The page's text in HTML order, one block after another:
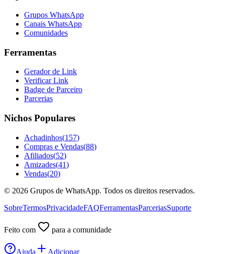
Grupos WhatsApp
Canais WhatsApp
Comunidades
Ferramentas
Gerador de Link
Verificar Link
Badge de Parceiro
Parcerias
Nichos Populares
Achadinhos(157)
Compras e Vendas(88)
Afiliados(52)
Amizades(41)
Vendas(20)
© 2026 Grupos de WhatsApp. Todos os direitos reservados.
SobreTermosPrivacidadeFAQFerramentasParceriasSuporte
Feito com para a comunidade
Ajuda Adicionar